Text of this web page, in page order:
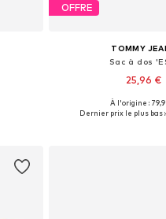
OFFRE
TOMMY
Sac à dos
25,96 €
Tailles disponibles:
À l'origine :
Dernier prix le plus bas :